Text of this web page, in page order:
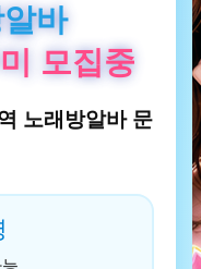
바
모집중
노래방알바 문